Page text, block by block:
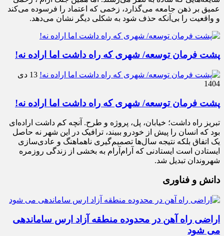
عمیق بر ذهن جامعه می‌گذارد، زخمی که اعتماد را فرسوده می‌کند
و واقعیت را بی‌آنکه حذف شود به شکلی دیگر نشان می‌دهد.
پشت فرمان توسعه/ شهری که راه داشت اما اراده نه!
13 دی
1404
پشت فرمان توسعه/ شهری که راه داشت اما اراده نه!
تبریز راه داشت؛ خیابان، پل، پروژه و طرح. آنچه کم داشت اراده‌ای
بود که انسان را پیش از خودرو ببیند، ترافیک در این شهر نه حاصل
یک اتفاق بلکه نتیجه سال‌ها تصمیم‌گیری ناهماهنگ و عادی‌سازی
ایستادن است ایستادنی که آرام‌آرام به بخشی از زندگی روزمره
شهروندان تبدیل شد.
دانش و فناوری
اراضی راه آهن در محدوده منطقه آزاد ارس ساماندهی
می شود